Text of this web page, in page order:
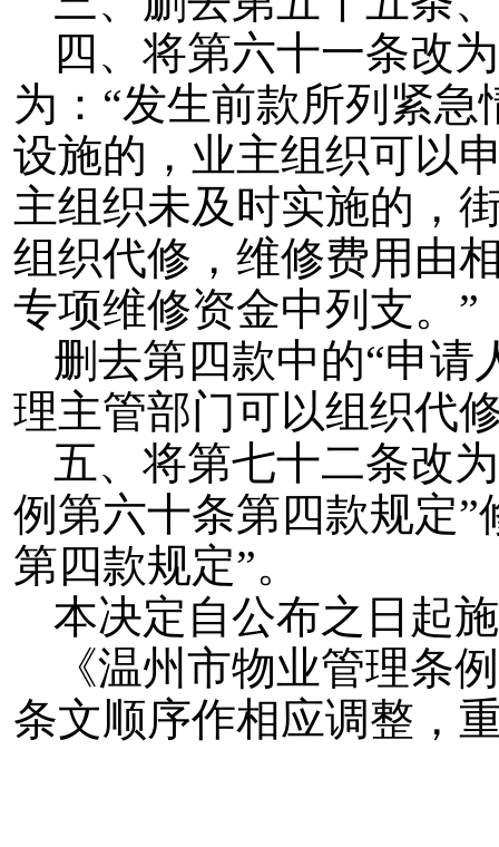
四、将第六十一条改
为：“发生前款所列紧
设施的，业主组织可以
主组织未及时实施的，
组织代修，维修费用由
专项维修资金中列支。”
删去第四款中的“申请
理主管部门可以组织代
五、将第七十二条改
例第六十条第四款规定
第四款规定”。
本决定自公布之日起
《温州市物业管理条
条文顺序作相应调整，